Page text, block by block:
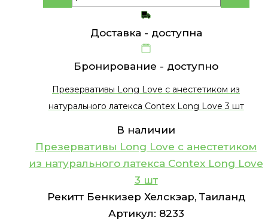
Доставка - доступна
Бронирование - доступно
Презервативы Long Love с анестетиком из
натурального латекса Contex Long Love 3 шт
В наличии
Презервативы Long Love с анестетиком
из натурального латекса Contex Long Love
3 шт
Рекитт Бенкизер Хелскэар, Таиланд
Артикул: 8233